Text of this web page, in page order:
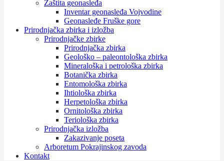
Zaštita geonasleđa
Inventar geonasleđa Vojvodine
Geonasleđe Fruške gore
Prirodnjačka zbirka i izložba
Prirodnjačke zbirke
Prirodnjačka zbirka
Geološko – paleontološka zbirka
Mineraloška i petrološka zbirka
Botanička zbirka
Entomološka zbirka
Ihtiološka zbirka
Herpetološka zbirka
Ornitološka zbirka
Teriološka zbirka
Prirodnjačka izložba
Zakazivanje poseta
Arboretum Pokrajinskog zavoda
Kontakt